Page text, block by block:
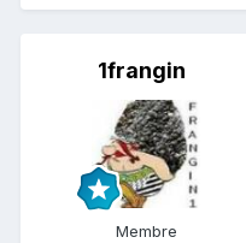
1frangin
Membre